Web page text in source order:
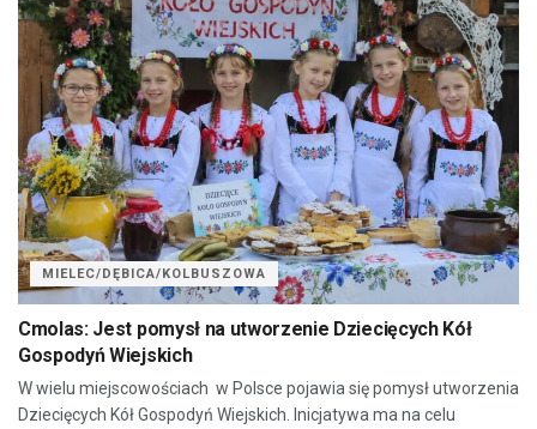
MIELEC/DĘBICA/KOLBUSZOWA
Cmolas: Jest pomysł na utworzenie Dziecięcych Kół
Gospodyń Wiejskich
W wielu miejscowościach w Polsce pojawia się pomysł utworzenia
Dziecięcych Kół Gospodyń Wiejskich. Inicjatywa ma na celu